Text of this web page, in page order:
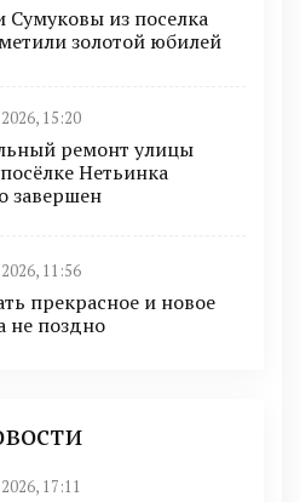
Сумуковы из поселка
золотой юбилей
15:20
ремонт улицы
Нетьинка
завершен
11:56
прекрасное и новое
не поздно
17:11